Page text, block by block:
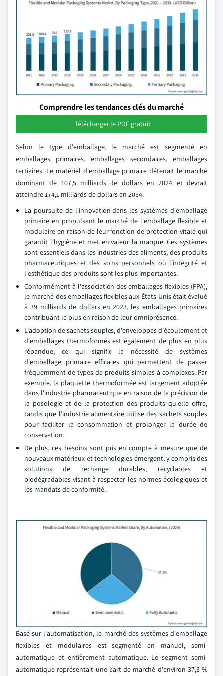
Comprendre les tendances clés du marché
Télécharger le PDF gratuit
Selon le type d'emballage, le marché est segmenté en
emballages primaires, emballages secondaires, emballages
tertiaires. Le matériel d'emballage primaire détenait le marché
dominant de 107,5 milliards de dollars en 2024 et devrait
atteindre 174,1 milliards de dollars en 2034.
La poursuite de l'innovation dans les systèmes d'emballage
primaire en propulsant le marché de l'emballage flexible et
modulaire en raison de leur fonction de protection vitale qui
garantit l'hygiène et met en valeur la marque. Ces systèmes
sont essentiels dans les industries des aliments, des produits
pharmaceutiques et des soins personnels où l'intégrité et
l'esthétique des produits sont les plus importantes.
Conformément à l'association des emballages flexibles (FPA),
le marché des emballages flexibles aux États-Unis était évalué
à 39 milliards de dollars en 2023, les emballages primaires
contribuant le plus en raison de leur omniprésence.
L'adoption de sachets souples, d'enveloppes d'écoulement et
d'emballages thermoformés est également de plus en plus
répandue, ce qui signifie la nécessité de systèmes
d'emballage primaire efficaces qui permettent de passer
fréquemment de types de produits simples à complexes. Par
exemple, la plaquette thermoformée est largement adoptée
dans l'industrie pharmaceutique en raison de la précision de
la posologie et de la protection des produits qu'elle offre,
tandis que l'industrie alimentaire utilise des sachets souples
pour faciliter la consommation et prolonger la durée de
conservation.
De plus, ces besoins sont pris en compte à mesure que de
nouveaux matériaux et technologies émergent, y compris des
solutions de rechange durables, recyclables et
biodégradables visant à respecter les normes écologiques et
les mandats de conformité.
Basé sur l'automatisation, le marché des systèmes d'emballage
flexibles et modulaires est segmenté en manuel, semi-
automatique et entièrement automatique. Le segment semi-
automatique représentait une part de marché d'environ 37,3 %